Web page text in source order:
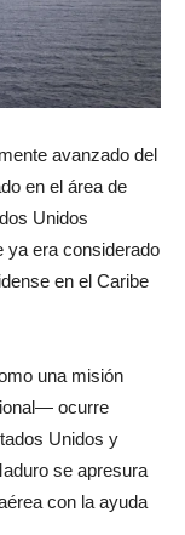
avanzado del
en el área de
Unidos
ya era considerado
en el Caribe
una misión
ocurre
Unidos y
se apresura
con la ayuda